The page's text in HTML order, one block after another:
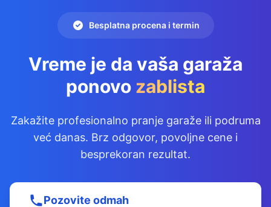
Besplatna procena i termin
Vreme je da vaša garaža
ponovo zablista
Zakažite profesionalno pranje garaže ili podruma
već danas. Brz odgovor, povoljne cene i
besprekoran rezultat.
Pozovite odmah